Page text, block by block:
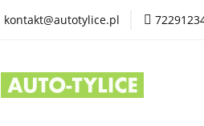
kontakt@autotylice.pl